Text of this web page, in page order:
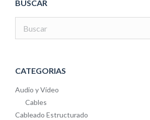
BUSCAR
CATEGORIAS
Audio y Vídeo
Cables
Cableado Estructurado